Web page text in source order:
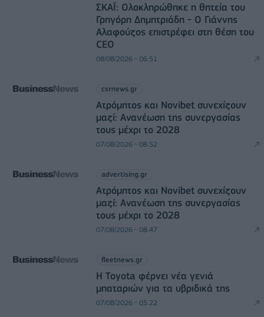
ΣΚΑΪ: Ολοκληρώθηκε η θητεία του
Γρηγόρη Δημητριάδη - Ο Γιάννης
Αλαφούζος επιστρέφει στη θέση του
CEO
08/08/2026 - 06:51
csrnews.gr
Ατρόμητος και Novibet συνεχίζουν
μαζί: Ανανέωση της συνεργασίας
τους μέχρι το 2028
07/08/2026 - 08:52
advertising.gr
Ατρόμητος και Novibet συνεχίζουν
μαζί: Ανανέωση της συνεργασίας
τους μέχρι το 2028
07/08/2026 - 08:47
fleetnews.gr
Η Toyota φέρνει νέα γενιά
μπαταριών για τα υβριδικά της
07/08/2026 - 05:22